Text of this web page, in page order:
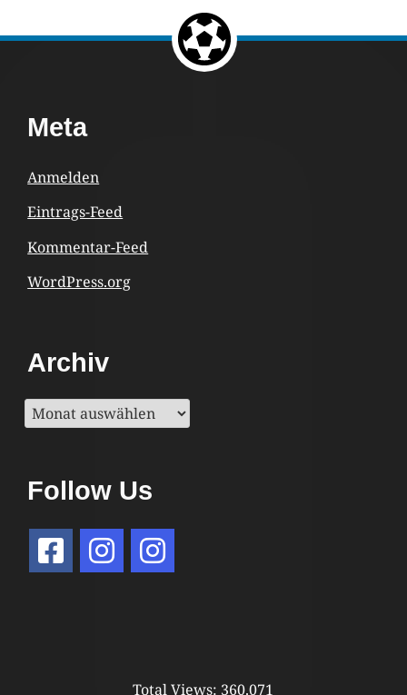
Return to the top of the page.
Content
Meta
Anmelden
Eintrags-Feed
Kommentar-Feed
WordPress.org
Archiv
Archiv
Follow Us
Total Views: 360.071